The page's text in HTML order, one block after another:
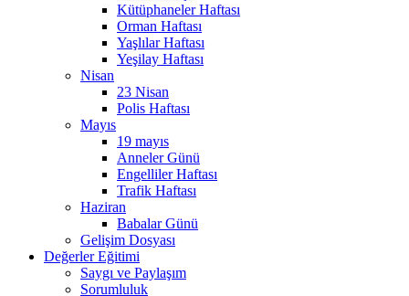
Kütüphaneler Haftası
Orman Haftası
Yaşlılar Haftası
Yeşilay Haftası
Nisan
23 Nisan
Polis Haftası
Mayıs
19 mayıs
Anneler Günü
Engelliler Haftası
Trafik Haftası
Haziran
Babalar Günü
Gelişim Dosyası
Değerler Eğitimi
Saygı ve Paylaşım
Sorumluluk